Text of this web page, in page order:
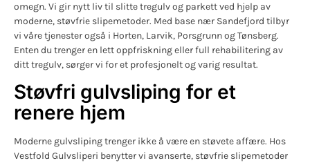
omegn. Vi gir nytt liv til slitte tregulv og parkett ved hjelp av
moderne, støvfrie slipemetoder. Med base nær Sandefjord tilbyr
vi våre tjenester også i Horten, Larvik, Porsgrunn og Tønsberg.
Enten du trenger en lett oppfriskning eller full rehabilitering av
ditt tregulv, sørger vi for et profesjonelt og varig resultat.
Støvfri gulvsliping for et
renere hjem
Moderne gulvsliping trenger ikke å være en støvete affære. Hos
Vestfold Gulvsliperi benytter vi avanserte, støvfrie slipemetoder